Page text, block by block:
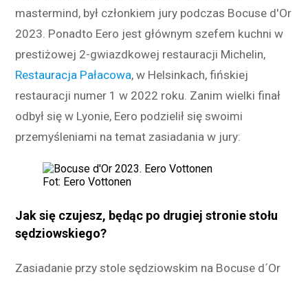
mastermind, był członkiem jury podczas Bocuse d'Or
2023. Ponadto Eero jest głównym szefem kuchni w
prestiżowej 2-gwiazdkowej restauracji Michelin,
Restauracja Pałacowa, w Helsinkach, fińskiej
restauracji numer 1 w 2022 roku. Zanim wielki finał
odbył się w Lyonie, Eero podzielił się swoimi
przemyśleniami na temat zasiadania w jury:
Fot: Eero Vottonen
Jak się czujesz, będąc po drugiej stronie stołu
sędziowskiego?
Zasiadanie przy stole sędziowskim na Bocuse d´Or